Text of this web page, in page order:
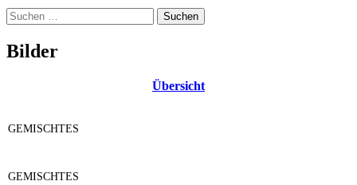
Suchen
nach:
Bilder
Übersicht
GEMISCHTES
GEMISCHTES